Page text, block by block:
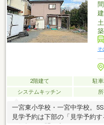
そ
2階建て 駐
システムキッチン
一宮東小学校・一宮中学校。
見学予約は下部の「見学予約